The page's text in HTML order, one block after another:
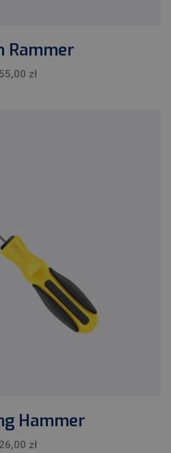
Rammer
55,00 zł
Hammer
26,00 zł